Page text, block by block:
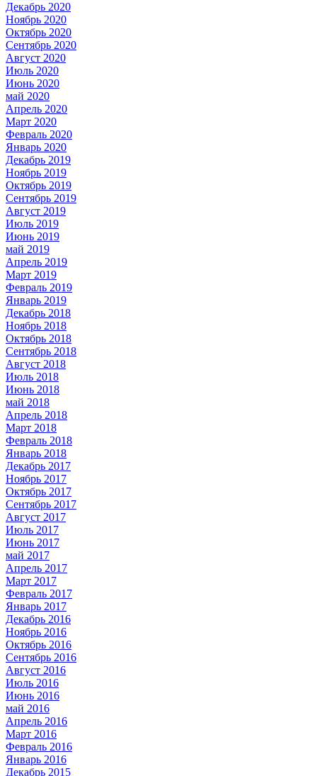
Декабрь 2020
Ноябрь 2020
Октябрь 2020
Сентябрь 2020
Август 2020
Июль 2020
Июнь 2020
май 2020
Апрель 2020
Март 2020
Февраль 2020
Январь 2020
Декабрь 2019
Ноябрь 2019
Октябрь 2019
Сентябрь 2019
Август 2019
Июль 2019
Июнь 2019
май 2019
Апрель 2019
Март 2019
Февраль 2019
Январь 2019
Декабрь 2018
Ноябрь 2018
Октябрь 2018
Сентябрь 2018
Август 2018
Июль 2018
Июнь 2018
май 2018
Апрель 2018
Март 2018
Февраль 2018
Январь 2018
Декабрь 2017
Ноябрь 2017
Октябрь 2017
Сентябрь 2017
Август 2017
Июль 2017
Июнь 2017
май 2017
Апрель 2017
Март 2017
Февраль 2017
Январь 2017
Декабрь 2016
Ноябрь 2016
Октябрь 2016
Сентябрь 2016
Август 2016
Июль 2016
Июнь 2016
май 2016
Апрель 2016
Март 2016
Февраль 2016
Январь 2016
Декабрь 2015